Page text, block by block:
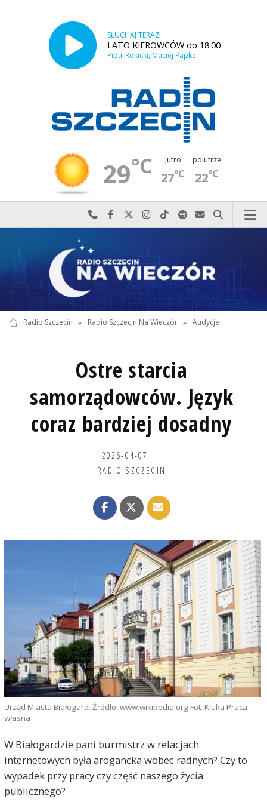
SŁUCHAJ TERAZ
LATO KIEROWCÓW do 18:00
Piotr Rokicki, Maciej Papke
29°C jutro
27°C
pojutrze
22°C
Najlepiej po prostu do nas zadzwoń
Odwiedź nas na Facebook-u
Odwiedź nas na X
Odwiedź nas na Instagram-ie
Odwiedź nas na TikTok-u
Szukaj nas na Spotify
Wyślij do nas
Szukaj
Radio Szczecin » Radio Szczecin Na Wieczór » Audycje
Ostre starcia
samorządowców. Język
coraz bardziej dosadny
2026-04-07
RADIO SZCZECIN
Urząd Miasta Białogard. Źródło: www.wikipedia.org Fot. Kluka Praca
własna
W Białogardzie pani burmistrz w relacjach
internetowych była arogancka wobec radnych? Czy to
wypadek przy pracy czy część naszego życia
publicznego?